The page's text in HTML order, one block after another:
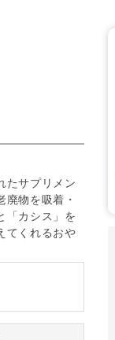
たサプリメン
廃物を吸着・
「カシス」を
てくれるおや